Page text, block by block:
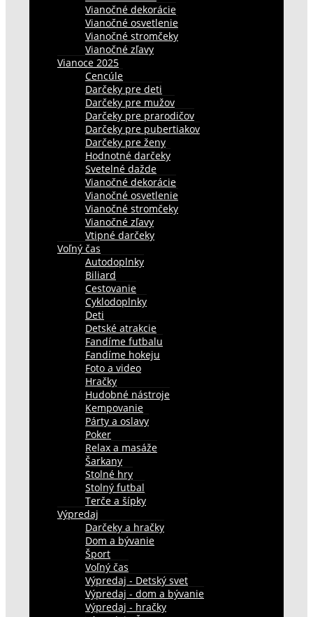
Vianočné dekorácie
Vianočné osvetlenie
Vianočné stromčeky
Vianočné zľavy
Vianoce 2025
Cencúle
Darčeky pre deti
Darčeky pre mužov
Darčeky pre prarodičov
Darčeky pre pubertiakov
Darčeky pre ženy
Hodnotné darčeky
Svetelné dažde
Vianočné dekorácie
Vianočné osvetlenie
Vianočné stromčeky
Vianočné zľavy
Vtipné darčeky
Voľný čas
Autodoplnky
Biliard
Cestovanie
Cyklodoplnky
Deti
Detské atrakcie
Fandíme futbalu
Fandíme hokeju
Foto a video
Hračky
Hudobné nástroje
Kempovanie
Párty a oslavy
Poker
Relax a masáže
Šarkany
Stolné hry
Stolný futbal
Terče a šípky
Výpredaj
Darčeky a hračky
Dom a bývanie
Šport
Voľný čas
Výpredaj - Detský svet
Výpredaj - dom a bývanie
Výpredaj - hračky